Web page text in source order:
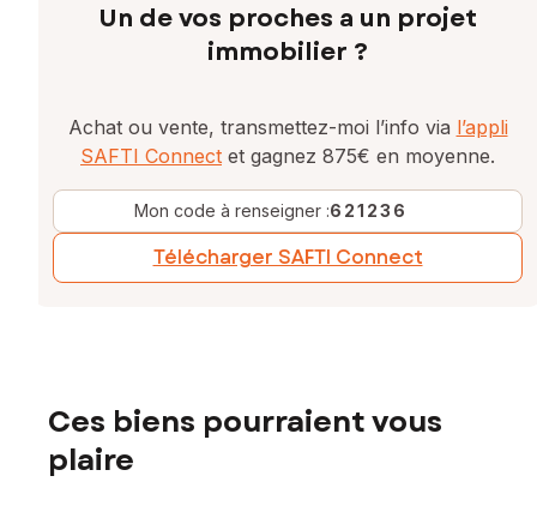
Un de vos proches a un projet
immobilier ?
Achat ou vente, transmettez-moi l’info via l’appli
SAFTI Connect et gagnez 875€ en moyenne.
Mon code à renseigner :621236
Télécharger SAFTI Connect
Ces biens pourraient vous
plaire